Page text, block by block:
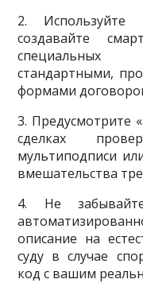
2. Используйте
создавайте
специальных
стандартными,
формами
3. Предусмотрите
сделках
мультиподписи
вмешательства
4. Не
описание на
суду в случае
код с вашим